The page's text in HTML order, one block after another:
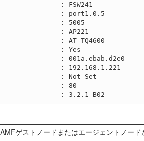
: FSW241
: port1.0.5
: 5005
: AP221
: AT-TQ4600
: Yes
: 001a.ebab.d2e0
: 192.168.1.221
: Not Set
: 80
AMFゲストノードまたはエージェントノー